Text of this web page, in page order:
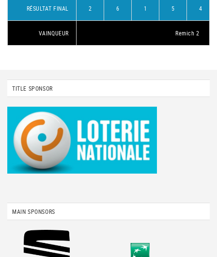
RÉSULTAT FINAL 2 6 1 5 4
VAINQUEUR Remich 2
TITLE SPONSOR
MAIN SPONSORS